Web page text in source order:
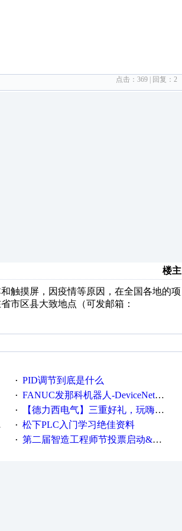
点击： 369 | 回复： 2
楼主
和触摸屏，因疫情等原因，在全国各地的项
市区县大致地点（可发邮箱：
· PID调节到底是什么
· FANUC发那科机器人-DeviceNet通信使用手册(中文)
· 【德力西电气】三重好礼，玩嗨夏日！
· 松下PLC入门学习绝佳资料
· 第二届智造工程师节投票启动&周周有礼！